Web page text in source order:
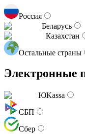
Россия
Беларусь
Казахстан
Остальные страны
Электронные
ЮKassa
СБП
Сбер